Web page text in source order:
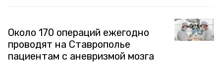
Около 170 операций ежегодно
проводят на Ставрополье
пациентам с аневризмой мозга